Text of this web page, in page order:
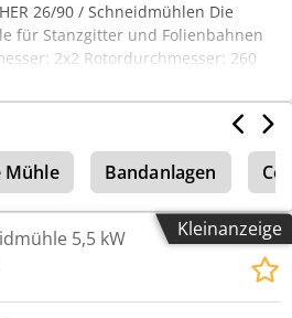
26/90 / Schneidmühlen Die
für Stanzgitter und Folienbahnen
2x2 Rotordurchmesser: 260
Mühle Bandanlagen Coils
Kleinanzeige
5,5 kW